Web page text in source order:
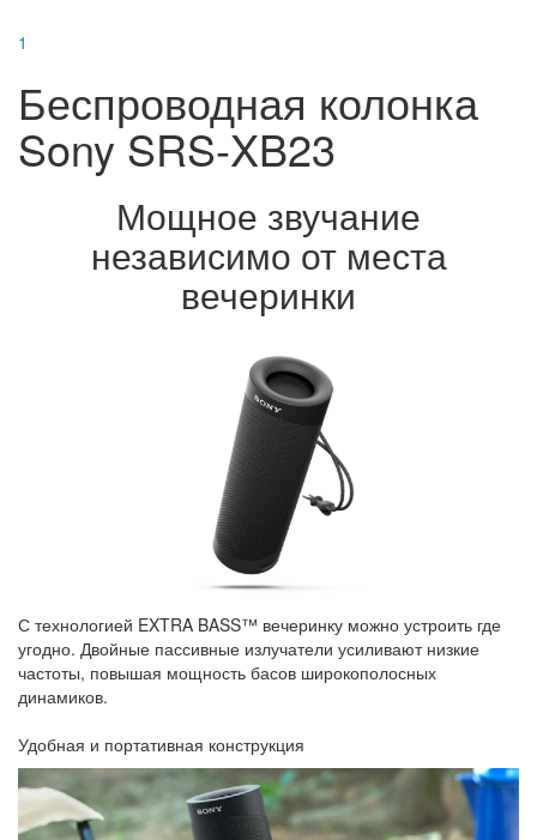
1
Беспроводная колонка
Sony SRS-XB23
Мощное звучание
независимо от места
вечеринки
С технологией EXTRA BASS™ вечеринку можно устроить где
угодно. Двойные пассивные излучатели усиливают низкие
частоты, повышая мощность басов широкополосных
динамиков.
Удобная и портативная конструкция